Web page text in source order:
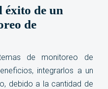
éxito de un
de
de monitoreo de
integrarlos a un
debido a la cantidad de